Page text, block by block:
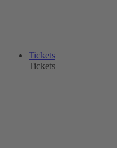
Tickets
Tickets